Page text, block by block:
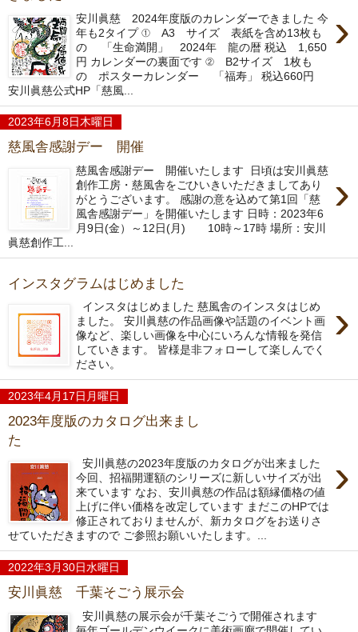
›
安川眞慈 2024年度版のカレンダーできました 今
年も2タイプ ① A3 サイズ 表紙を含め13枚も
の 「生命満開」 2024年 龍の暦 税込 1,650
円 カレンダーの裏面です ② B2サイズ 1枚も
の ポスターカレンダー 「福寿」 税込660円
安川眞慈公式HP「慈風...
2023年6月8日木曜日
慈風舎感謝デー 開催
›
慈風舎感謝デー 開催いたします 日頃は安川眞慈
創作工房・慈風舎をごひいきいただきましてあり
がとうございます。 感謝の意を込めて第1回「慈
風舎感謝デー」を開催いたします 日時：2023年6
月9日(金）～12日(月) 10時～17時 場所：安川
眞慈創作工...
インスタグラムはじめました
›
インスタはじめました 慈風舎のインスタはじめ
ました。 安川眞慈の作品画像や話題のイベント画
像など、楽しい画像を中心にいろんな情報を発信
していきます。 皆様是非フォローして楽しんでく
ださい。
2023年4月17日月曜日
2023年度版のカタログ出来まし
た
›
安川眞慈の2023年度版のカタログが出来ました
今回、招福開運額のシリーズに新しいサイズが出
来ています なお、安川眞慈の作品は額縁価格の値
上げに伴い価格を改定しています まだこのHPでは
修正されておりませんが、新カタログをお送りさ
せていただきますので ご参照お願いいたします。...
2022年3月30日水曜日
安川眞慈 千葉そごう展示会
安川眞慈の展示会が千葉そごうで開催されます